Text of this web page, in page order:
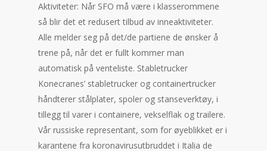
Aktiviteter: Når SFO må være i klasserommene
så blir det et redusert tilbud av inneaktiviteter.
Alle melder seg på det/de partiene de ønsker å
trene på, når det er fullt kommer man
automatisk på venteliste. Stabletrucker
Konecranes’ stabletrucker og containertrucker
håndterer stålplater, spoler og stanseverktøy, i
tillegg til varer i containere, vekselflak og trailere.
Vår russiske representant, som for øyeblikket er i
karantene fra koronavirusutbruddet i Italia de